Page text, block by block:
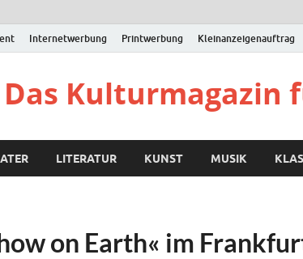
Internetwerbung Printwerbung Kleinanzeigenauftrag
LITERATUR KUNST MUSIK
on Earth« im